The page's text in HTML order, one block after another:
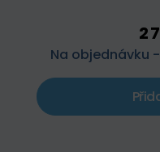
2
Na objednávku